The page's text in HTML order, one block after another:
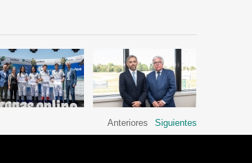
Anteriores Siguientes